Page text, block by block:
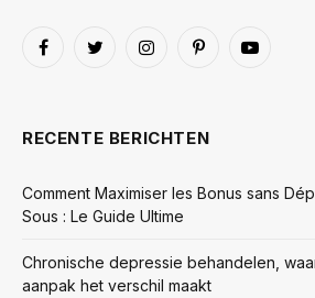
FacebookTwitterInstagramPinterestYouTube
RECENTE BERICHTEN
Comment Maximiser les Bonus sans
Sous : Le Guide Ultime
Chronische depressie behandelen,
aanpak het verschil maakt